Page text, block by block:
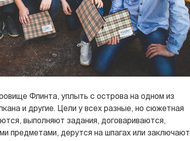
Флинта, уплыть с острова на одном из
и другие. Цели у всех разные, но сюжетная
выполняют задания, договариваются,
предметами, дерутся на шпагах или заключают